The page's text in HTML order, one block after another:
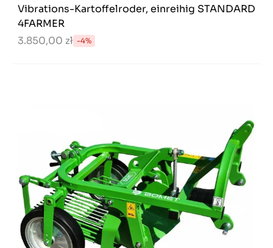
Vibrations-Kartoffelroder, einreihig STANDARD
4FARMER
3.850,00 zł -4%